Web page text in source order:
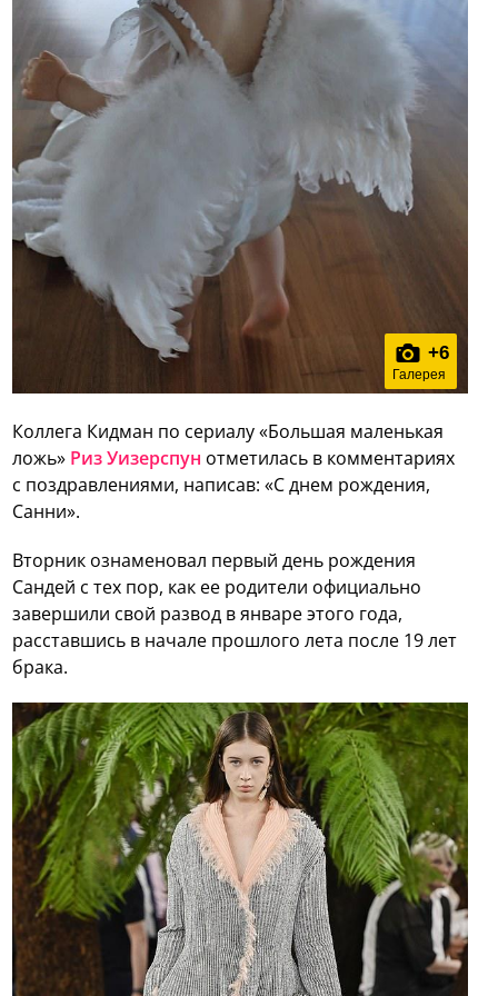
+6
Галерея
Коллега Кидман по сериалу «Большая маленькая
ложь» Риз Уизерспун отметилась в комментариях
с поздравлениями, написав: «С днем рождения,
Санни».
Вторник ознаменовал первый день рождения
Сандей с тех пор, как ее родители официально
завершили свой развод в январе этого года,
расставшись в начале прошлого лета после 19 лет
брака.